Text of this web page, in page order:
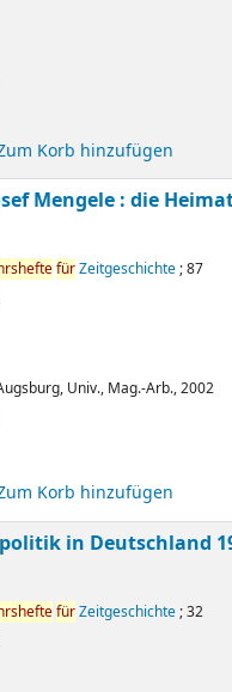
Korb hinzufügen
Mengele : die
fürZeitgeschichte; 87
Univ., Mag.-Arb., 2002
Korb hinzufügen
in Deutschland
fürZeitgeschichte; 32